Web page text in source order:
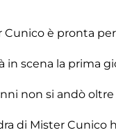
Cunico è pronta
in scena la prima
non si andò
di Mister Cunico